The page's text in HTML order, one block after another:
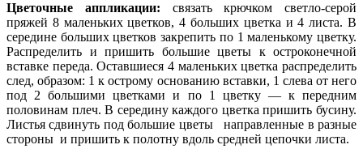
Цветочные аппликации: связать крючком светло-серой
пряжей 8 маленьких цветков, 4 больших цветка и 4 листа. В
середине больших цветков закрепить по 1 маленькому цветку.
Распределить и пришить большие цветы к остроконечной
вставке переда. Оставшиеся 4 маленьких цветка распределить
след, образом: 1 к острому основанию вставки, 1 слева от него
под 2 большими цветками и по 1 цветку — к передним
половинам плеч. В середину каждого цветка пришить бусину.
Листья сдвинуть под большие цветы направленные в разные
стороны и пришить к полотну вдоль сред­ней цепочки листа.